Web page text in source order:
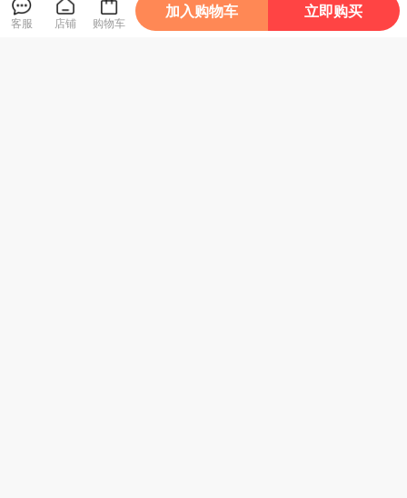
客服 店铺 购物车
加入购物车 立即购买